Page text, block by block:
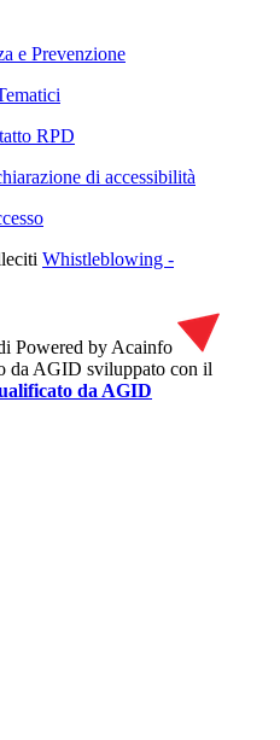
e Prevenzione
RPD
di accessibilità
Whistleblowing -
Powered by Acainfo
da AGID sviluppato con il
da AGID